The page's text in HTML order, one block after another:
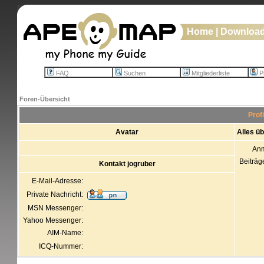
Home
FAQ Suchen Mitgliederliste
Foren-Übersicht
Avatar Alles
Kontakt jogruber
E-Mail-Adresse:
Private Nachricht:
MSN Messenger:
Yahoo Messenger:
AIM-Name:
ICQ-Nummer: